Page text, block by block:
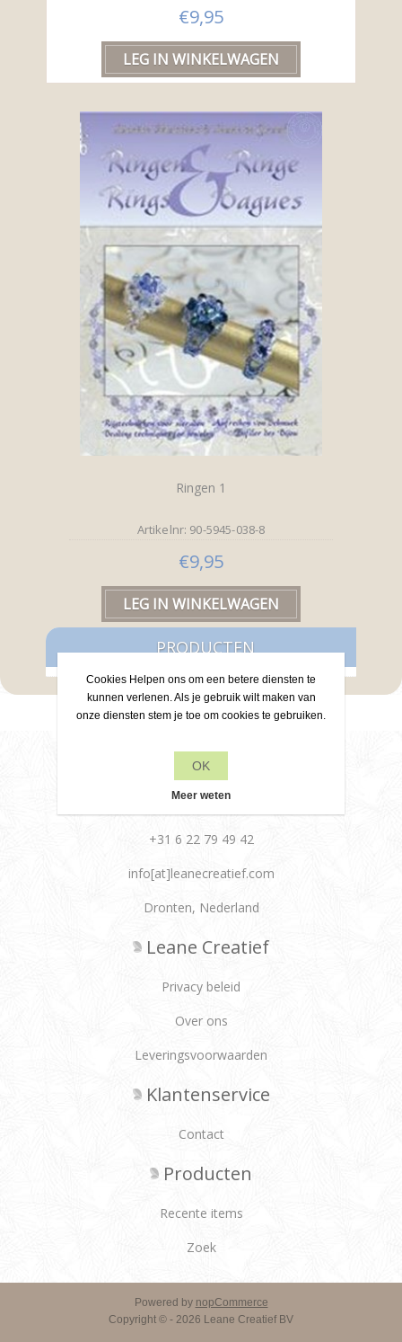
€9,95
Ringen 1
Artikelnr: 90-5945-038-8
€9,95
PRODUCTEN
Contact
+31 6 22 79 49 42
info[at]leanecreatief.com
Dronten, Nederland
Leane Creatief
Privacy beleid
Over ons
Leveringsvoorwaarden
Klantenservice
Contact
Producten
Recente items
Zoek
Powered by nopCommerce
Copyright © - 2026 Leane Creatief BV
Cookies Helpen ons om een betere diensten te
kunnen verlenen. Als je gebruik wilt maken van
onze diensten stem je toe om cookies te gebruiken.
OK
Meer weten